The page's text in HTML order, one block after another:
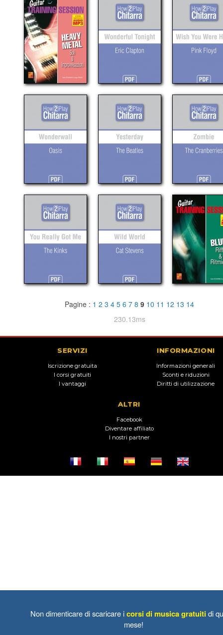
Pagine : 1 2 3 4 5 6 7 8 9 10 11 12 13 14
230.13ms
SERVIZI
Iscrizione gratuita
I corsi gratuiti
I vantaggi
INFORMAZIONI
Informazioni generali
Sconti e riduzioni
Diritti di utilizzazione
ALTRI
Facebook
Diventare affiliato
I nostri partner
Non dimenticare di scaricare icorsi di musica gratuiti di
mese!